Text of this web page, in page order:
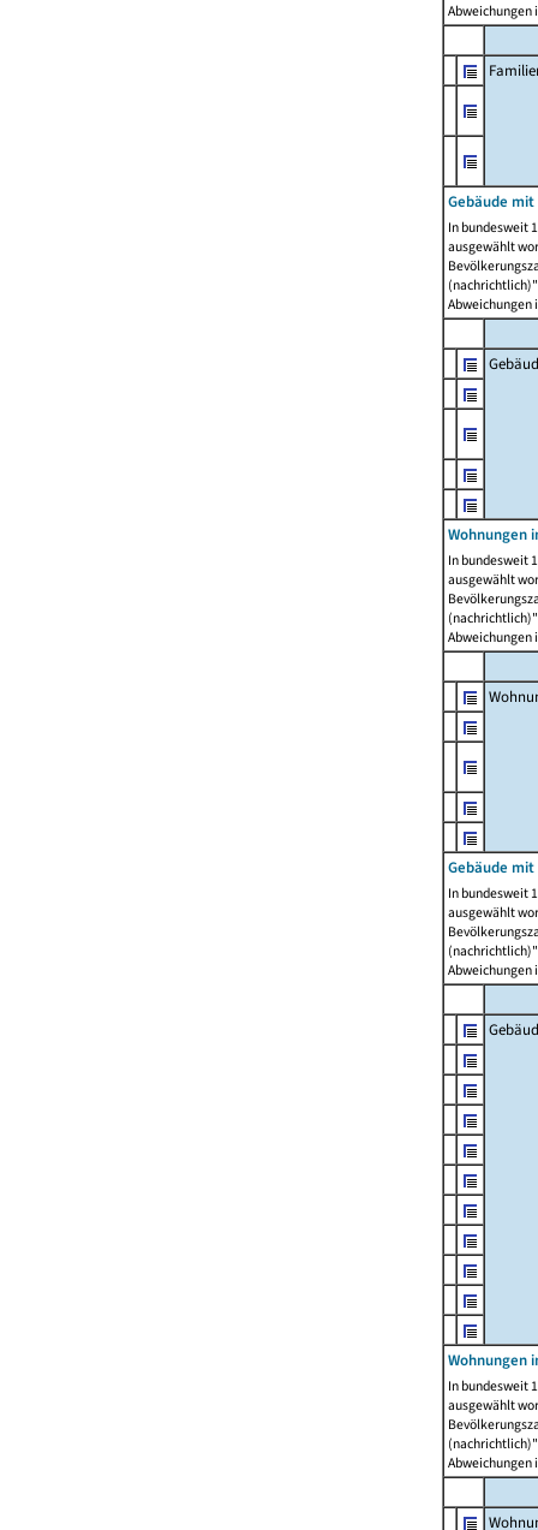
Abweichungen
Gebäude
In bundesweit
ausgewählt
Abweichungen
Wohnungen
In bundesweit
ausgewählt
Abweichungen
Gebäude
In bundesweit
ausgewählt
Abweichungen
Wohnungen
In bundesweit
ausgewählt
Abweichungen